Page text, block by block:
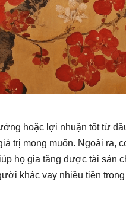
hoặc lợi nhuận tốt từ
trị mong muốn. Ngoài ra,
họ gia tăng được tài sản
khác vay nhiều tiền